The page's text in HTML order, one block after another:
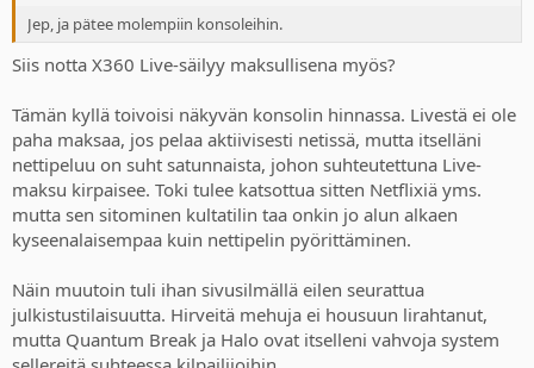
Jep, ja pätee molempiin konsoleihin.
Siis notta X360 Live-säilyy maksullisena myös?
Tämän kyllä toivoisi näkyvän konsolin hinnassa. Livestä ei ole
paha maksaa, jos pelaa aktiivisesti netissä, mutta itselläni
nettipeluu on suht satunnaista, johon suhteutettuna Live-
maksu kirpaisee. Toki tulee katsottua sitten Netflixiä yms.
mutta sen sitominen kultatilin taa onkin jo alun alkaen
kyseenalaisempaa kuin nettipelin pyörittäminen.
Näin muutoin tuli ihan sivusilmällä eilen seurattua
julkistustilaisuutta. Hirveitä mehuja ei housuun lirahtanut,
mutta Quantum Break ja Halo ovat itselleni vahvoja system